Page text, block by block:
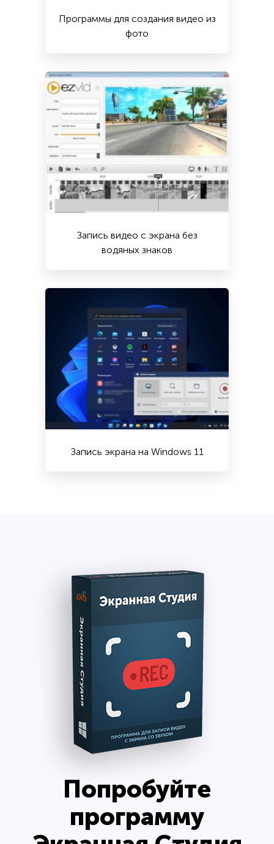
Программы для создания видео из
фото
Запись видео с экрана без
водяных знаков
Запись экрана на Windows 11
Попробуйте
программу